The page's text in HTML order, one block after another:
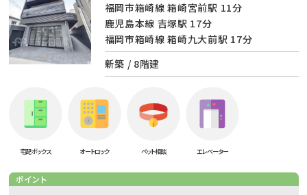
福岡市箱崎線 箱崎宮前駅 11分
鹿児島本線 吉塚駅 17分
福岡市箱崎線 箱崎九大前駅 17分
新築 / 8階建
宅配ボックス オートロック ペット相談 エレベーター
ポイント